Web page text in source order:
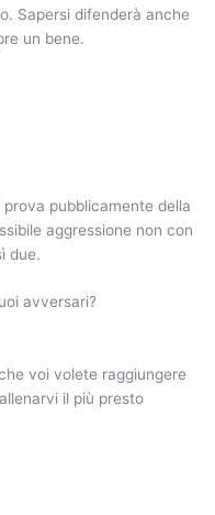
Sapersi difenderà anche
un bene.
prova pubblicamente della
aggressione non con
due.
avversari?
voi volete raggiungere
il più presto